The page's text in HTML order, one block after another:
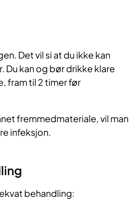
Det vil si at du ikke kan
kan og bør drikke klare
fram til 2 timer før
fremmedmateriale, vil man
infeksjon.
behandling: